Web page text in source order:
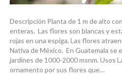
Descripción Planta de 1 m de alto
enteras. Las flores son blancas y
rojas en una espiga. Las flores
Nativa de México. En Guatemala se
jardines de 1000-2000 msnm. Usos
ornamento por sus flores que…